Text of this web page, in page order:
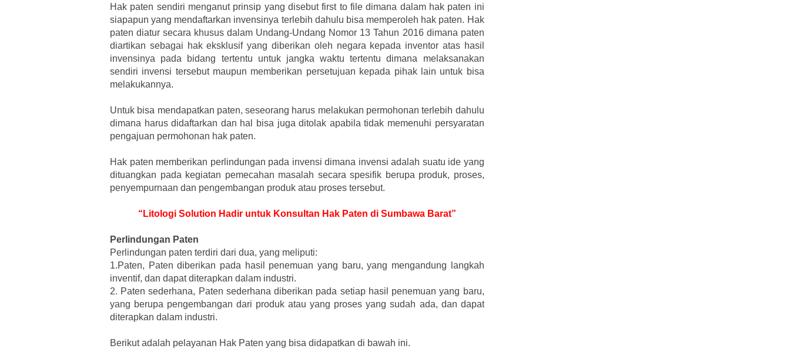
Hak paten sendiri menganut prinsip yang disebut first to file dimana dalam hak paten ini
siapapun yang mendaftarkan invensinya terlebih dahulu bisa memperoleh hak paten. Hak
paten diatur secara khusus dalam Undang-Undang Nomor 13 Tahun 2016 dimana paten
diartikan sebagai hak eksklusif yang diberikan oleh negara kepada inventor atas hasil
invensinya pada bidang tertentu untuk jangka waktu tertentu dimana melaksanakan
sendiri invensi tersebut maupun memberikan persetujuan kepada pihak lain untuk bisa
melakukannya.
Untuk bisa mendapatkan paten, seseorang harus melakukan permohonan terlebih dahulu
dimana harus didaftarkan dan hal bisa juga ditolak apabila tidak memenuhi persyaratan
pengajuan permohonan hak paten.
Hak paten memberikan perlindungan pada invensi dimana invensi adalah suatu ide yang
dituangkan pada kegiatan pemecahan masalah secara spesifik berupa produk, proses,
penyempurnaan dan pengembangan produk atau proses tersebut.
“Litologi Solution Hadir untuk Konsultan Hak Paten di Sumbawa Barat”
Perlindungan Paten
Perlindungan paten terdiri dari dua, yang meliputi:
1.Paten, Paten diberikan pada hasil penemuan yang baru, yang mengandung langkah
inventif, dan dapat diterapkan dalam industri.
2. Paten sederhana, Paten sederhana diberikan pada setiap hasil penemuan yang baru,
yang berupa pengembangan dari produk atau yang proses yang sudah ada, dan dapat
diterapkan dalam industri.
Berikut adalah pelayanan Hak Paten yang bisa didapatkan di bawah ini.